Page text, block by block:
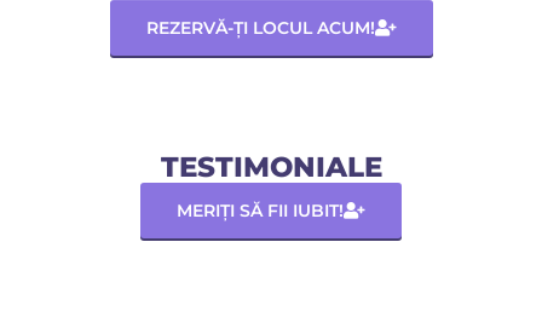
REZERVĂ-ȚI LOCUL ACUM!
TESTIMONIALE
MERIȚI SĂ FII IUBIT!